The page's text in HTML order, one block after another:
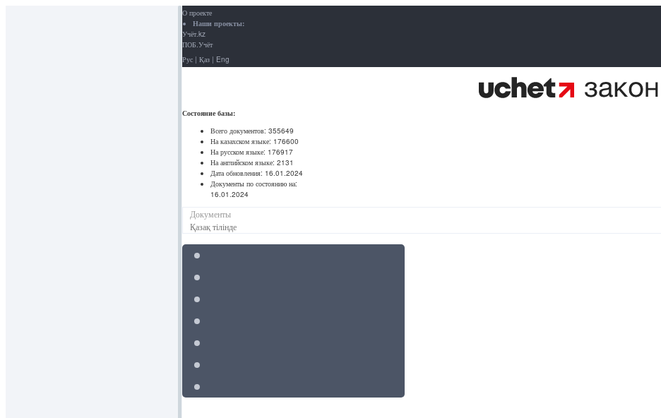
О проекте
Наши проекты:
Учёт.kz
ПОБ.Учёт
Рус | Қаз | Eng
Состояние базы:
Всего документов: 355649
На казахском языке: 176600
На русском языке: 176917
На английском языке: 2131
Дата обновления: 16.01.2024
Документы по состоянию на:
16.01.2024
Документы
Қазақ тілінде